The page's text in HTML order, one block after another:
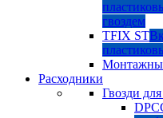
гвоздем
TFIX ST
Расходники
Гвозди